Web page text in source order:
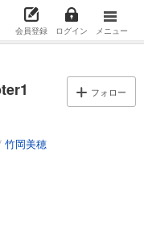
会員登録 ログイン メニュー
フォロー
竹岡美穂